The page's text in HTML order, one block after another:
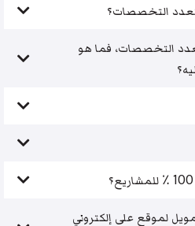
التخصصات؟
التخصصات، فما هو
لموقع على إلكتروني